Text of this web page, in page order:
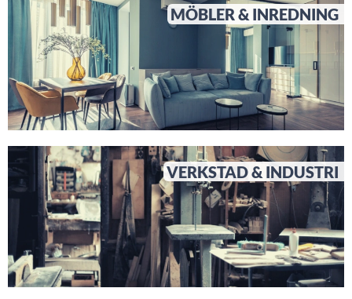
MÖBLER & INREDNING
VERKSTAD & INDUSTRI